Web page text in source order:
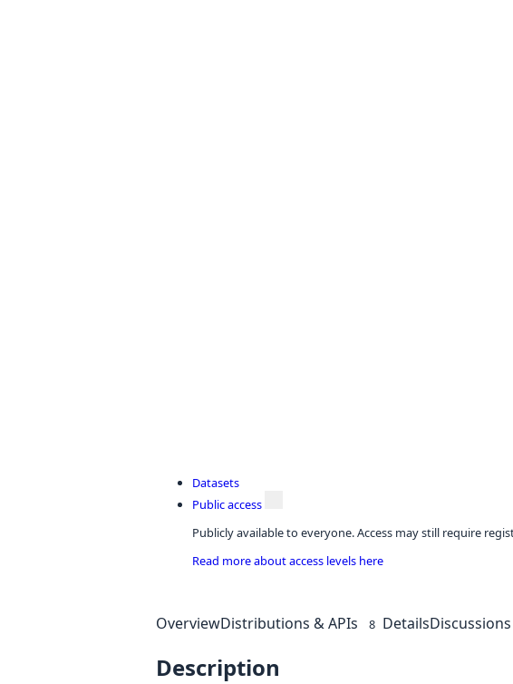
Datasets
Public access
Publicly available to everyone. Access may still require
Read more about access levels here
OverviewDistributions & APIs 8 DetailsDiscussions
Description